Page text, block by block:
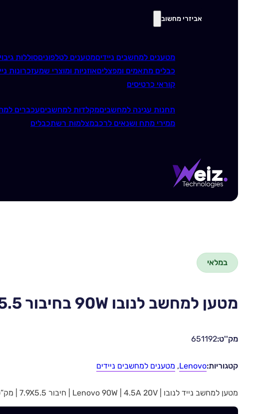
אביזרי מחשוב
מטענים למחשבים ניידיםמטענים לטלפוניםסוללות
כבלים מתאמים ומפצליםאוזניות ומוצרי שמעזכרונות
קוראי כרטיסים
תחנות עגינה למחשביםמקלדות למחשביםעכברים
ממירי מתח ושנאים לרכבמצלמות רשתכבלים
במלאי
מטען למחשב לנובו 90W בחיבור Lenovo 7.9X5.5
מק''ט:651192
קטגוריות:Lenovo
, מטענים למחשבים ניידים
מטען למחשב נייד לנובו | Lenovo 90W | 4.5A 20V | חיבור 7.9X5.5 | מק”ט 651192